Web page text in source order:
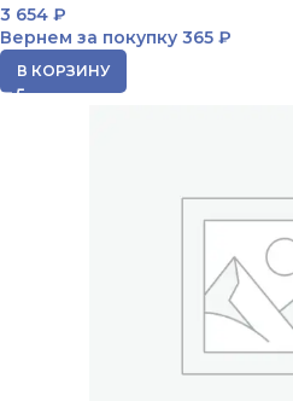
3 654 ₽
Вернем за покупку 365 ₽
В КОРЗИНУ